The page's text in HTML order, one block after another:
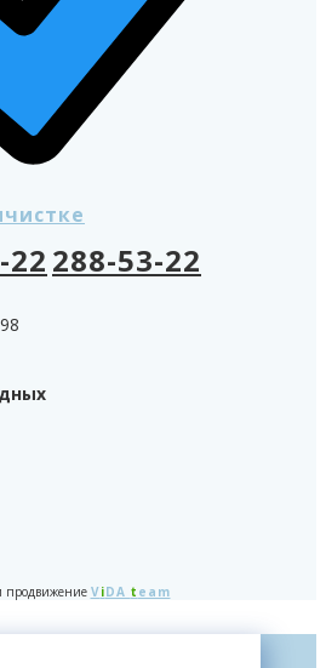
22 288-53-22
продвижение ViDA t eam